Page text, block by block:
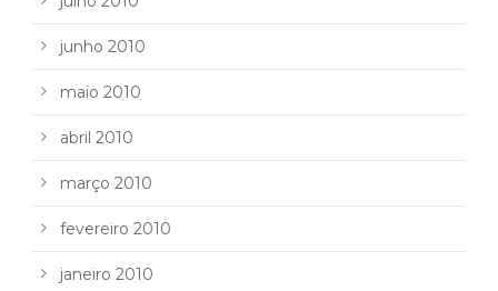
junho 2010
maio 2010
abril 2010
março 2010
fevereiro 2010
janeiro 2010